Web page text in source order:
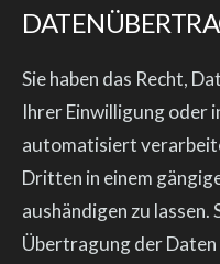
Sie haben das Recht,
Ihrer Einwilligung oder
automatisiert
Dritten in einem
aushändigen zu
Übertragung der Daten